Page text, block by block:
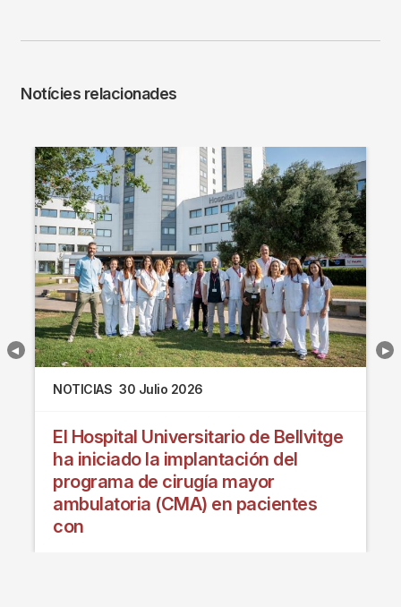
Notícies relacionades
NOTICIAS 30 Julio 2026
El Hospital Universitario de Bellvitge
ha iniciado la implantación del
programa de cirugía mayor
ambulatoria (CMA) en pacientes
con